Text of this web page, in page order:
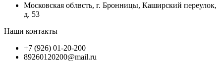
Московская облвсть, г. Бронницы, Каширский переулок,
д. 53
Наши контакты
+7 (926) 01-20-200
89260120200@mail.ru